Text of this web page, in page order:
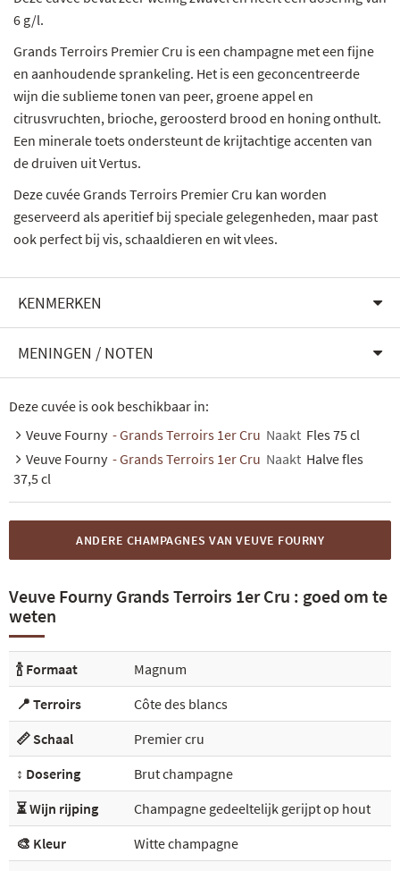
6 g/l.
Grands Terroirs Premier Cru is een champagne met een fijne
en aanhoudende sprankeling. Het is een geconcentreerde
wijn die sublieme tonen van peer, groene appel en
citrusvruchten, brioche, geroosterd brood en honing onthult.
Een minerale toets ondersteunt de krijtachtige accenten van
de druiven uit Vertus.
Deze cuvée Grands Terroirs Premier Cru kan worden
geserveerd als aperitief bij speciale gelegenheden, maar past
ook perfect bij vis, schaaldieren en wit vlees.
KENMERKEN
MENINGEN / NOTEN
Deze cuvée is ook beschikbaar in:
Veuve Fourny - Grands Terroirs 1er Cru Naakt Fles 75 cl
Veuve Fourny - Grands Terroirs 1er Cru Naakt Halve fles
37,5 cl
ANDERE CHAMPAGNES VAN VEUVE FOURNY
Veuve Fourny Grands Terroirs 1er Cru : goed om te
weten
🍾 Formaat
Magnum
📍 Terroirs
Côte des blancs
📏 Schaal
Premier cru
↕️ Dosering
Brut champagne
⏳ Wijn rijping
Champagne gedeeltelijk gerijpt op hout
🎨 Kleur
Witte champagne